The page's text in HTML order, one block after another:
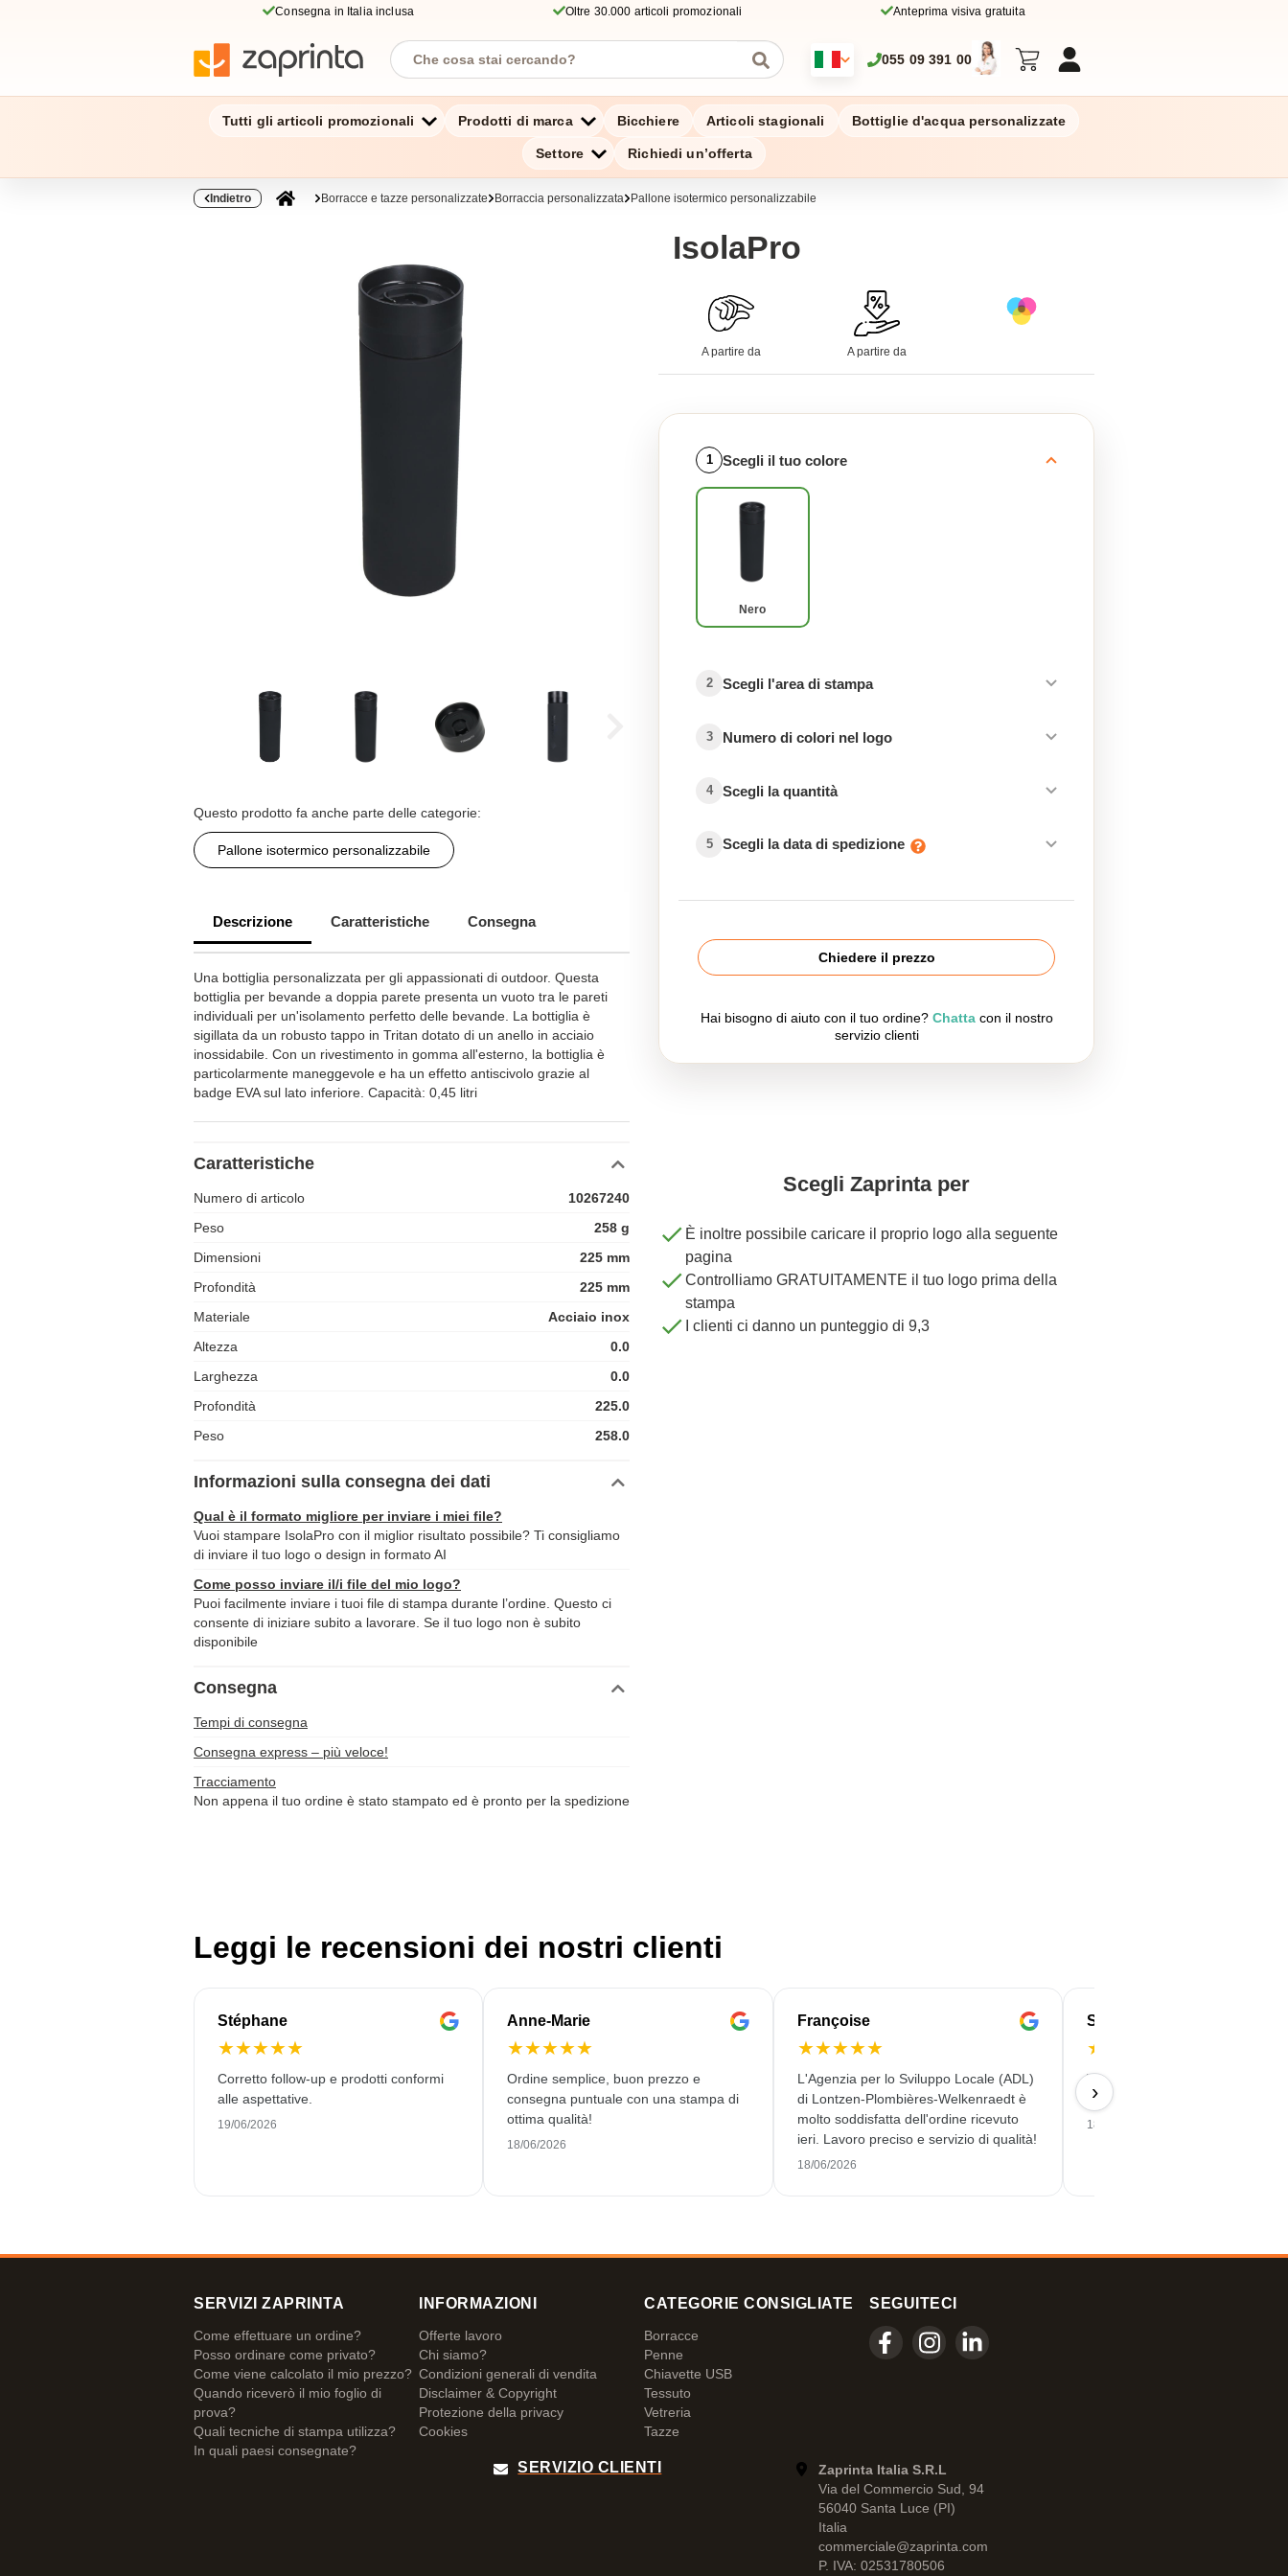
Consegna in Italia inclusa Oltre 30.000 articoli promozionali Anteprima visiva gratuita
055 09 391 00
Tutti gli articoli promozionali Prodotti di marca Bicchiere Articoli stagionali Bottiglie d'acqua personalizzate
Settore Richiedi un’offerta
Indietro Borracce e tazze personalizzate Borraccia personalizzata Pallone isotermico personalizzabile
Questo prodotto fa anche parte delle categorie:
Pallone isotermico personalizzabile
Descrizione Caratteristiche Consegna
Una bottiglia personalizzata per gli appassionati di outdoor. Questa
bottiglia per bevande a doppia parete presenta un vuoto tra le pareti
individuali per un'isolamento perfetto delle bevande. La bottiglia è
sigillata da un robusto tappo in Tritan dotato di un anello in acciaio
inossidabile. Con un rivestimento in gomma all'esterno, la bottiglia è
particolarmente maneggevole e ha un effetto antiscivolo grazie al
badge EVA sul lato inferiore. Capacità: 0,45 litri
Caratteristiche
Numero di articolo
10267240
Peso
258 g
Dimensioni
225 mm
Profondità
225 mm
Materiale
Acciaio inox
Altezza
0.0
Larghezza
0.0
Profondità
225.0
Peso
258.0
Informazioni sulla consegna dei dati
Qual è il formato migliore per inviare i miei file?
Vuoi stampare IsolaPro con il miglior risultato possibile? Ti consigliamo
di inviare il tuo logo o design in formato AI
Come posso inviare il/i file del mio logo?
Puoi facilmente inviare i tuoi file di stampa durante l’ordine. Questo ci
consente di iniziare subito a lavorare. Se il tuo logo non è subito
disponibile
Consegna
Tempi di consegna
Consegna express – più veloce!
Tracciamento
Non appena il tuo ordine è stato stampato ed è pronto per la spedizione
IsolaPro
A partire da A partire da
1 Scegli il tuo colore
Nero
2 Scegli l'area di stampa
3 Numero di colori nel logo
4 Scegli la quantità
5 Scegli la data di spedizione
Chiedere il prezzo
Hai bisogno di aiuto con il tuo ordine? Chattacon il nostro
servizio clienti
Scegli Zaprinta per
È inoltre possibile caricare il proprio logo alla seguente
pagina
Controlliamo GRATUITAMENTE il tuo logo prima della
stampa
I clienti ci danno un punteggio di 9,3
Leggi le recensioni dei nostri clienti
Stéphane
★★★★★
Corretto follow-up e prodotti conformi
alle aspettative.
19/06/2026
Anne-Marie
★★★★★
Ordine semplice, buon prezzo e
consegna puntuale con una stampa di
ottima qualità!
18/06/2026
Françoise
★★★★★
L'Agenzia per lo Sviluppo Locale (ADL)
di Lontzen-Plombières-Welkenraedt è
molto soddisfatta dell'ordine ricevuto
ieri. Lavoro preciso e servizio di qualità!
18/06/2026
Serife
★
Veloce, affidabile e con
qualità
18/06/2026
›
SERVIZI ZAPRINTA
Come effettuare un ordine?
Posso ordinare come privato?
Come viene calcolato il mio prezzo?
Quando riceverò il mio foglio di
prova?
Quali tecniche di stampa utilizza?
In quali paesi consegnate?
INFORMAZIONI
Offerte lavoro
Chi siamo?
Condizioni generali di vendita
Disclaimer & Copyright
Protezione della privacy
Cookies
CATEGORIE CONSIGLIATE
Borracce
Penne
Chiavette USB
Tessuto
Vetreria
Tazze
SEGUITECI
SERVIZIO CLIENTI
Zaprinta Italia S.R.L
Via del Commercio Sud, 94
56040 Santa Luce (PI)
Italia
commerciale@zaprinta.com
P. IVA: 02531780506